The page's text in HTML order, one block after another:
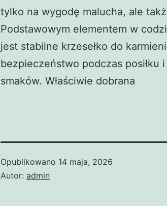
tylko na wygodę malucha, ale
Podstawowym elementem w
jest stabilne krzesełko do
bezpieczeństwo podczas posiłku
smaków. Właściwie dobrana
Opublikowano 14 maja, 2026
Autor: admin